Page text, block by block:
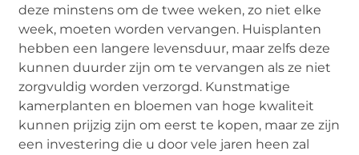
deze minstens om de twee weken, zo niet elke
week, moeten worden vervangen. Huisplanten
hebben een langere levensduur, maar zelfs deze
kunnen duurder zijn om te vervangen als ze niet
zorgvuldig worden verzorgd. Kunstmatige
kamerplanten en bloemen van hoge kwaliteit
kunnen prijzig zijn om eerst te kopen, maar ze zijn
een investering die u door vele jaren heen zal